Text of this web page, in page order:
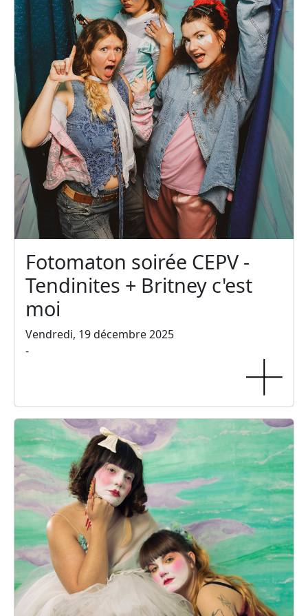
Fotomaton soirée CEPV -
Tendinites + Britney c'est
moi
Vendredi, 19 décembre 2025
-